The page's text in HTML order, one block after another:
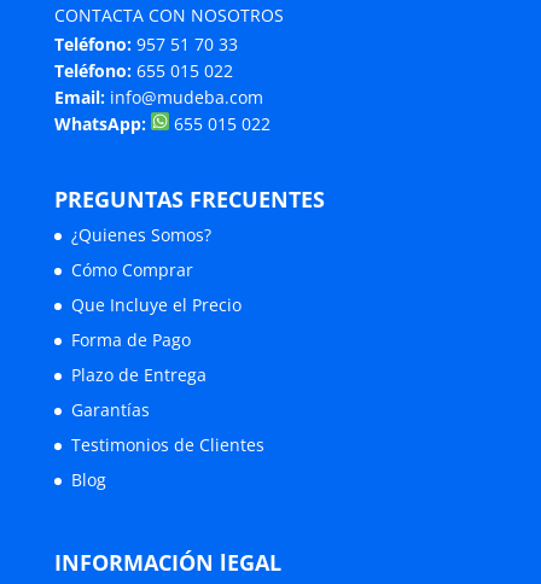
CONTACTA CON NOSOTROS
Teléfono: 957 51 70 33
Teléfono: 655 015 022
Email: info@mudeba.com
WhatsApp:
655 015 022
PREGUNTAS FRECUENTES
¿Quienes Somos?
Cómo Comprar
Que Incluye el Precio
Forma de Pago
Plazo de Entrega
Garantías
Testimonios de Clientes
Blog
INFORMACIÓN lEGAL